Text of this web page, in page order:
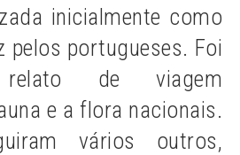
inicialmente como
pelos portugueses. Foi
de viagem
e a flora nacionais.
vários outros,